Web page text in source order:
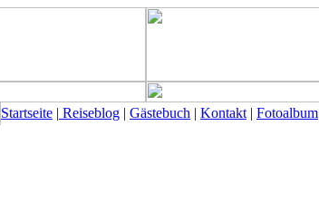
Startseite | Reiseblog | Gästebuch | Kontakt | Fotoalbum